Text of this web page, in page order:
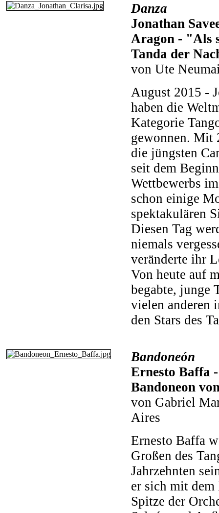
Danza
Jonathan
Aragon - "Als
Tanda der
von Ute
August 2015 -
haben die
Kategorie
gewonnen. Mit
die jüngsten
seit dem
Wettbewerbs
schon einige
spektakulären
Diesen Tag
niemals
veränderte ihr
Von heute auf
begabte, junge
vielen anderen
den Stars des
Bandoneón
Ernesto Baffa
Bandoneon
von Gabriel
Aires
Ernesto Baffa
Großen des
Jahrzehnten
er sich mit dem
Spitze der